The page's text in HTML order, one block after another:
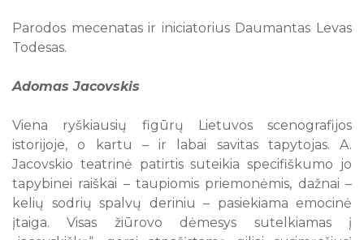
Parodos mecenatas ir iniciatorius Daumantas Levas
Todesas.
Adomas Jacovskis
Viena ryškiausių figūrų Lietuvos scenografijos
istorijoje, o kartu – ir labai savitas tapytojas. A.
Jacovskio teatrinė patirtis suteikia specifiškumo jo
tapybinei raiškai – taupiomis priemonėmis, dažnai –
kelių sodrių spalvų deriniu – pasiekiama emocinė
įtaiga. Visas žiūrovo dėmesys sutelkiamas į